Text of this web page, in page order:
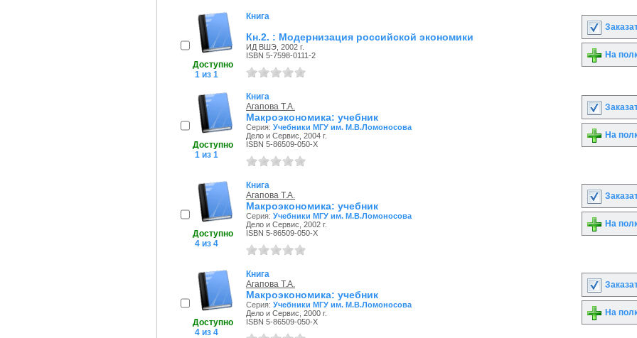
Доступно
1 из 1
Книга
Кн.2. : Модернизация российской экономики
ИД ВШЭ, 2002 г.
ISBN 5-7598-0111-2
На
Доступно
1 из 1
Книга
Агапова Т.А.
Макроэкономика: учебник
Серия: Учебники МГУ им. М.В.Ломоносова
Дело и Сервис, 2004 г.
ISBN 5-86509-050-X
На
Доступно
4 из 4
Книга
Агапова Т.А.
Макроэкономика: учебник
Серия: Учебники МГУ им. М.В.Ломоносова
Дело и Сервис, 2002 г.
ISBN 5-86509-050-X
На
Доступно
4 из 4
Книга
Агапова Т.А.
Макроэкономика: учебник
Серия: Учебники МГУ им. М.В.Ломоносова
Дело и Сервис, 2000 г.
ISBN 5-86509-050-X
На